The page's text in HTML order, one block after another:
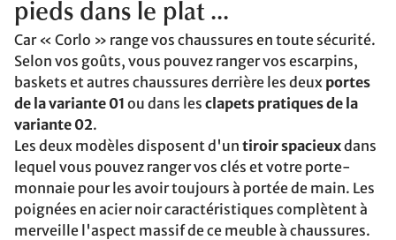
pieds dans le plat ...
Car « Corlo » range vos chaussures en toute sécurité.
Selon vos goûts, vous pouvez ranger vos escarpins,
baskets et autres chaussures derrière les deux portes
de la variante 01 ou dans les clapets pratiques de la
variante 02.
Les deux modèles disposent d'un tiroir spacieuxdans
lequel vous pouvez ranger vos clés et votre porte-
monnaie pour les avoir toujours à portée de main. Les
poignées en acier noir caractéristiques complètent à
merveille l'aspect massif de ce meuble à chaussures.